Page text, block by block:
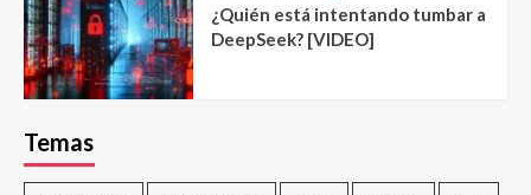
¿Quién está intentando tumbar a
DeepSeek? [VIDEO]
Temas